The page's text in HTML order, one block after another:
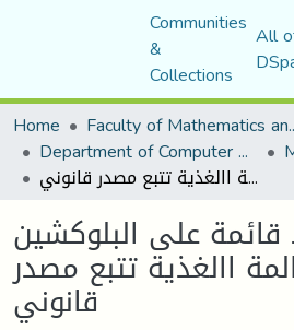
Communities
&
Collections
All
Home
Faculty of
Department of Computer Science
سلسلة التوريد قائمة على البلوكشين لضمان سالمة االغذية تتبع مصدر قانوني
قائمة على البلوكشين
االغذية تتبع مصدر
قانوني